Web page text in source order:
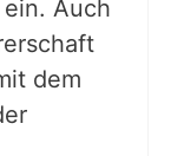
Auch
dem